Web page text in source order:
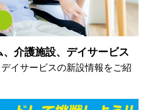
介護施設、デイサービス
イサービスの新設情報をご紹